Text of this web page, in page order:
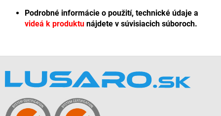
Podrobné informácie o použití, technické údaje a
videá k produktu nájdete v súvisiacich súboroch.